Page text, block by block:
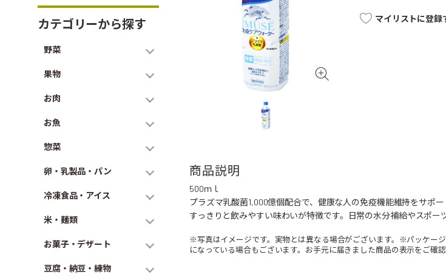
カテゴリーから探す
野菜
果物
お肉
お魚
惣菜
卵・乳製品・パン
冷凍食品・アイス
米・麺類
お菓子・デザート
豆腐・納豆・練物
マイリストに登録
商品説明
500ｍｌ
プラズマ乳酸菌1,000億個配合で、健康な人の免疫機能維持をサポ
すっきりと飲みやすい味わいが特徴です。日常の水分補給やスポー
※写真はイメージです。実物とは異なる場合がございます。※パッケー
になっている場合もございます。お手元に届きました商品の表示をご確